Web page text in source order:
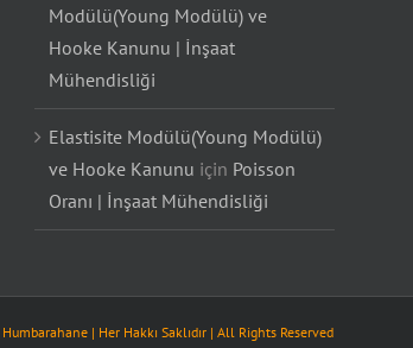
Poisson OranıiçinElastisite
Modülü(Young Modülü) ve
Hooke Kanunu | İnşaat
Mühendisliği
Elastisite Modülü(Young Modülü)
ve Hooke KanunuiçinPoisson
Oranı | İnşaat Mühendisliği